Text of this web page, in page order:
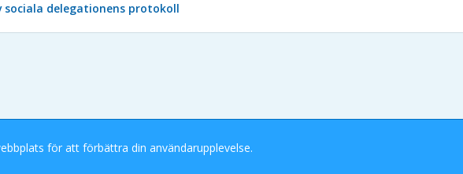
sociala delegationens protokoll
för att förbättra din användarupplevelse.